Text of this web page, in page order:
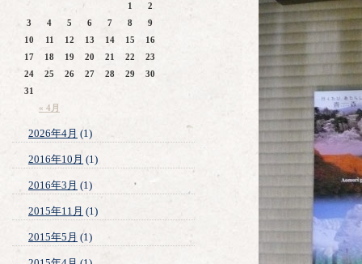
« 4月
1
2
3
4 5 6 7 8
9
10
11 12 13 14 15
16
17
18 19 20 21 22
23
24
25 26 27 28 29
30
31
2026年4月 (1)
2016年10月 (1)
2016年3月 (1)
2015年11月 (1)
2015年5月 (1)